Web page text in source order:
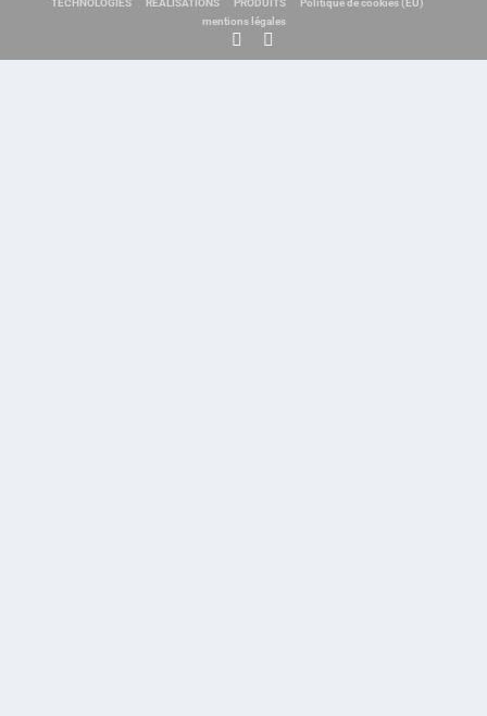
TECHNOLOGIES
RÉALISATIONS PRODUITS
Politique de cookies (EU)
mentions légales